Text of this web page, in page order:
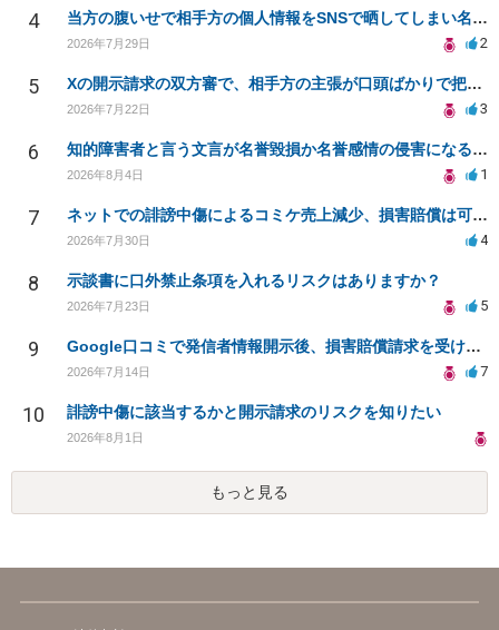
4 当方の腹いせで相手方の個人情報をSNSで晒してしまい名誉毀損させてしまったかもしれない
2026年7月29日 2
5 Xの開示請求の双方審で、相手方の主張が口頭ばかりで把握しきれません
2026年7月22日 3
6 知的障害者と言う文言が名誉毀損か名誉感情の侵害になるか教えてほしい。
2026年8月4日 1
7 ネットでの誹謗中傷によるコミケ売上減少、損害賠償は可能か？
2026年7月30日 4
8 示談書に口外禁止条項を入れるリスクはありますか？
2026年7月23日 5
9 Google口コミで発信者情報開示後、損害賠償請求を受けています。示談について相談です。
2026年7月14日 7
10 誹謗中傷に該当するかと開示請求のリスクを知りたい
2026年8月1日
もっと見る